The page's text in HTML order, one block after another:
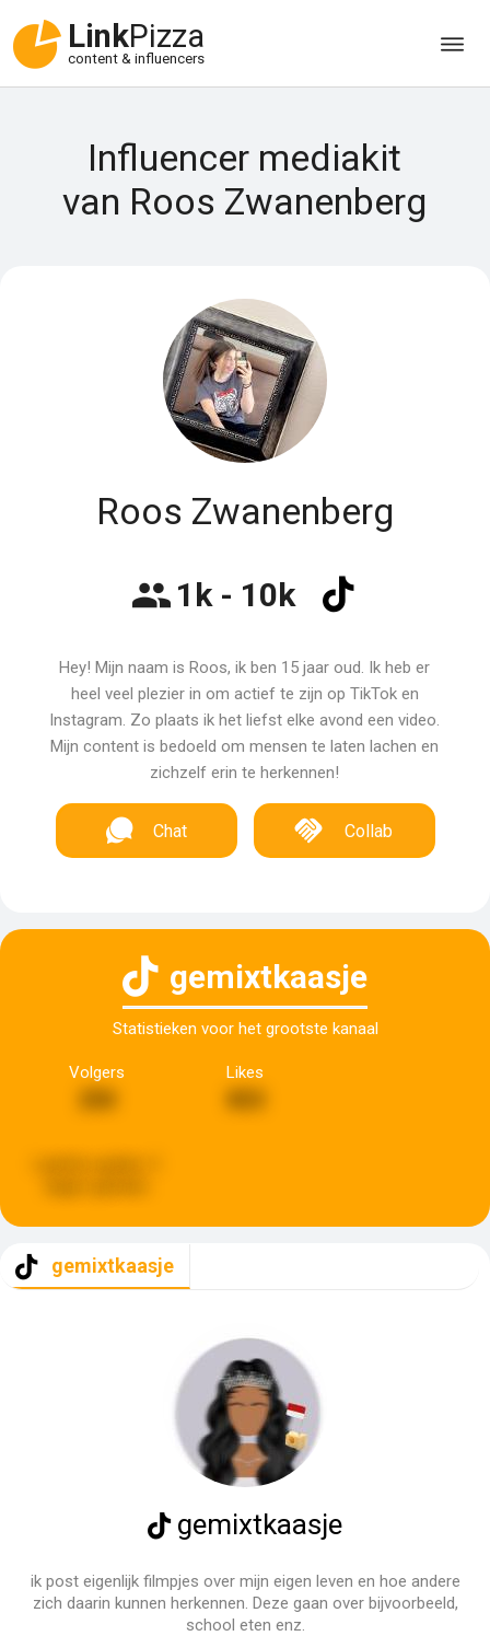
LinkPizza
content & influencers
Influencer mediakit
van Roos Zwanenberg
Roos Zwanenberg
1k - 10k
Hey! Mijn naam is Roos, ik ben 15 jaar oud. Ik heb er
heel veel plezier in om actief te zijn op TikTok en
Instagram. Zo plaats ik het liefst elke avond een video.
Mijn content is bedoeld om mensen te laten lachen en
zichzelf erin te herkennen!
Chat Collab
gemixtkaasje
Statistieken voor het grootste kanaal
Volgers Likes
gemixtkaasje
gemixtkaasje
ik post eigenlijk filmpjes over mijn eigen leven en hoe andere
zich daarin kunnen herkennen. Deze gaan over bijvoorbeeld,
school eten enz.